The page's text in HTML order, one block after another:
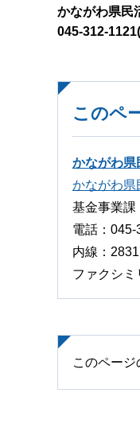
かながわ県民
045-312-
このペ
かながわ県
かながわ県
基金事業課
電話：045-
内線：
ファクシ
このペー